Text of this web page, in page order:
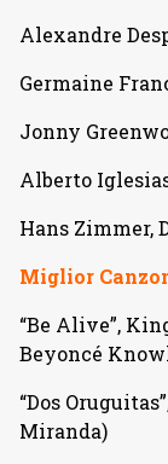
Alexandre
Germaine
Jonny
Alberto
Hans Zimmer,
Miglior
“Be Alive”,
Beyoncé
“Dos
Miranda)